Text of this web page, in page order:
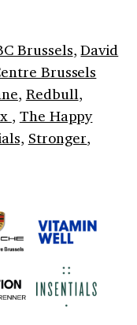
Brussels,David
Brussels
, Redbull,
, The Happy
Stronger,